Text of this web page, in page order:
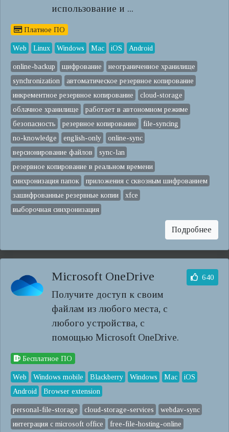
использование и ...
Платное ПО
Web Linux Windows Mac iOS Android
online-backup щифрование
неограниченное хранилище
synchronization
автоматическое резервное копирование
инкрементное резервное копирование
cloud-storage
облачное хранилище
работает в автономном режиме
безопасность
резервное копирование
file-syncing
no-knowledge
english-only
online-sync
версионирование файлов
sync-lan
резервное копирование в реальном времени
синхронизация папок
приложения с сквозным шифрованием
зашифрованные резервные копии
xfce
выборочная синхронизация
Подробнее
Microsoft OneDrive
Получите доступ к своим
файлам из любого места, с
любого устройства, с
помощью Microsoft OneDrive.
640
Бесплатное ПО
Web Windows mobile Blackberry Windows Mac
iOS
Android
Browser extension
personal-file-storage cloud-storage-services
webdav-sync
интеграция с microsoft office
free-file-hosting-online